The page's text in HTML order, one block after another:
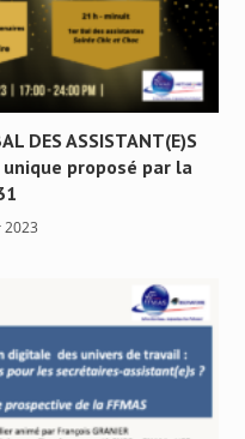
DES ASSISTANT(E)S
proposé par la